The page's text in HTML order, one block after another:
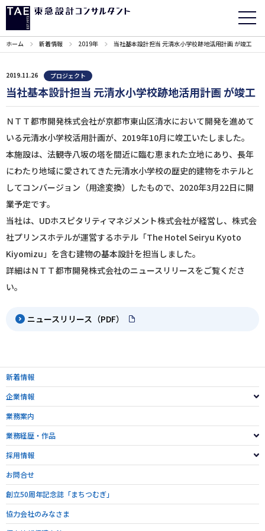
ホーム 新着情報 2019年 当社基本設計担当 元清水小学校跡地活用計画 が竣工
2019.11.26 プロジェクト
当社基本設計担当 元清水小学校跡地活用計画 が竣工
ＮＴＴ都市開発株式会社が京都市東山区清水において開発を進めて
いる元清水小学校活用計画が、2019年10月に竣工いたしました。
本施設は、法観寺八坂の塔を間近に臨む恵まれた立地にあり、長年
にわたり地域に愛されてきた元清水小学校の歴史的建物をホテルと
してコンバージョン（用途変換）したもので、2020年3月22日に開
業予定です。
当社は、UDホスピタリティマネジメント株式会社が経営し、株式会
社プリンスホテルが運営するホテル「The Hotel Seiryu Kyoto
Kiyomizu」を含む建物の基本設計を担当しました。
詳細はＮＴＴ都市開発株式会社のニュースリリースをご覧くださ
い。
ニュースリリース（PDF）
新着情報
企業情報
業務案内
業務経歴・作品
採用情報
お問合せ
創立50周年記念誌「まちつむぎ」
協力会社のみなさま